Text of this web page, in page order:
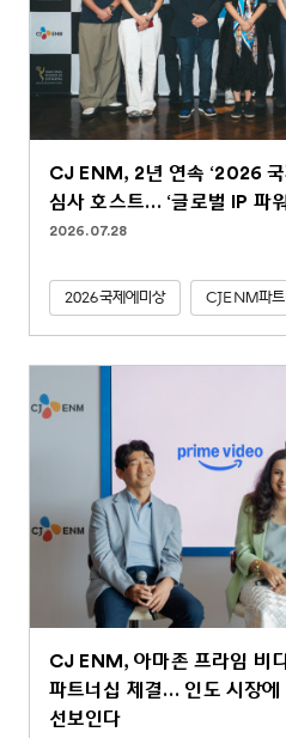
CJ ENM, 2년 연속 ‘2026 국
심사 호스트… ‘글로벌 IP 파
2026.07.28
2026국제에미상 CJENM파트
CJ ENM, 아마존 프라임 비
파트너십 체결… 인도 시장
선보인다